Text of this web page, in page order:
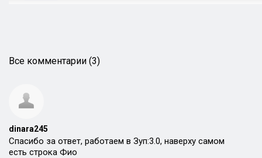
Все комментарии (3)
dinara245
Спасибо за ответ, работаем в Зуп:3.0, наверху самом
есть строка Фио